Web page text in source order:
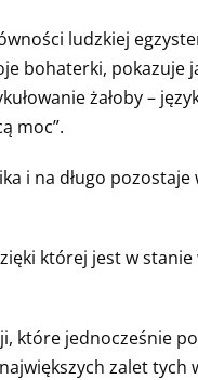
ludzkiej
bohaterki, pokazuje
żałoby –
moc”.
i na długo pozostaje
której jest w
które jednocześnie
zalet tych